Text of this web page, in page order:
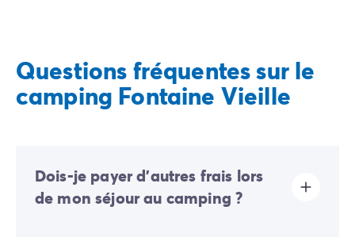
Questions fréquentes sur le
camping Fontaine Vieille
Dois-je payer d'autres frais lors
de mon séjour au camping ?